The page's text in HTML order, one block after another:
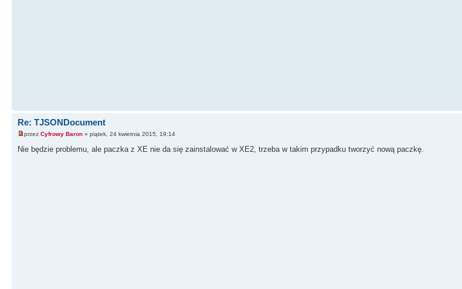
Re: TJSONDocument
przez Cyfrowy Baron » piątek, 24 kwietnia 2015, 19:14
Nie będzie problemu, ale paczka z XE nie da się zainstalować w XE2, trzeba w takim przypadku tworzyć nową paczkę.